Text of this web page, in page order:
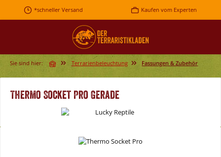
Zum Hauptinhalt springen
*schneller Versand Kaufen vom Experten
Sie sind hier: Terrarienbeleuchtung Fassungen & Zubehör
Thermo Socket Pro Gerade
Bildergalerie überspringen